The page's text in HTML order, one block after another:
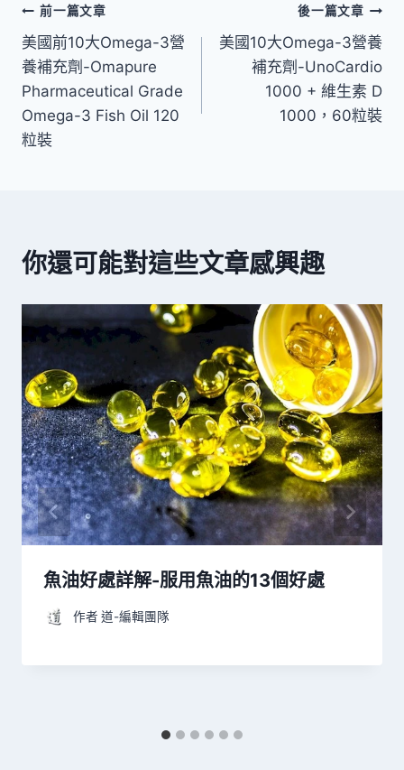
文
章
導
覽
前一篇文章
美國前10大Omega-3營
養補充劑-Omapure
Pharmaceutical Grade
Omega-3 Fish Oil 120
粒裝
後一篇文章
美國10大Omega-3營養
補充劑-UnoCardio
1000 + 維生素 D
1000，60粒裝
你還可能對這些文章感興趣
魚油好處詳解-服用魚油的13個好處
作者 道-編輯團隊